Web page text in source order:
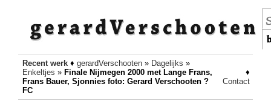
Recent werk♦ gerardVerschooten» Dagelijks »
Enkeltjes » Finale Nijmegen 2000 met Lange Frans,
Frans Bauer, Sjonnies foto: Gerard Verschooten ?
FC
♦
Contact